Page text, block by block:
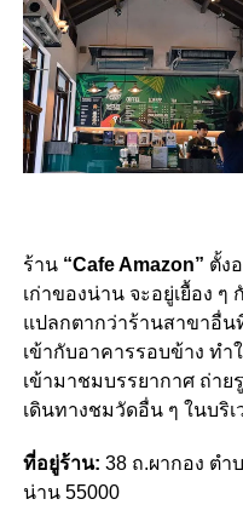
ร้าน “Cafe Amazon” ตั้ง
เก่าของน่าน จะอยู่เยื้อง
แปลกตากว่าร้านสาขาอื่น
เข้ากับอาคารรอบข้าง ท
เข้ามาชมบรรยากาศ ถ่า
เดินทางชมวัดอื่น ๆ ในบริเ
ที่อยู่ร้าน: 38 ถ.ผากอง ตำ
น่าน 55000